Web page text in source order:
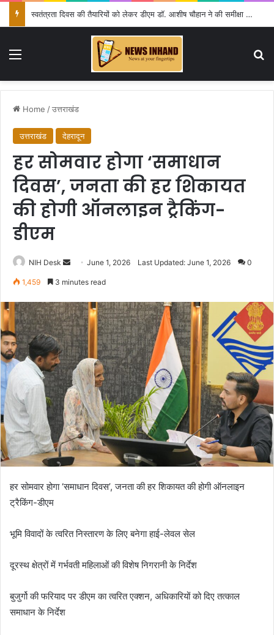
स्वतंत्रता दिवस की तैयारियों को लेकर डीएम डॉ. आशीष चौहान ने की समीक्षा बैठक
Menu
Home /उत्तराखंड
उत्तराखंड देहरादून
हर सोमवार होगा ‘समाधान
दिवस’, जनता की हर शिकायत
की होगी ऑनलाइन ट्रैकिंग-
डीएम
NIH Desk
SendJune 1, 2026 Last Updated: June 1, 2026 0
1,459 3 minutes read
हर सोमवार होगा ‘समाधान दिवस’, जनता की हर शिकायत की होगी ऑनलाइन
ट्रैकिंग-डीएम
भूमि विवादों के त्वरित निस्तारण के लिए बनेगा हाई-लेवल सेल
दूरस्थ क्षेत्रों में गर्भवती महिलाओं की विशेष निगरानी के निर्देश
बुजुर्गो की फरियाद पर डीएम का त्वरित एक्शन, अधिकारियों को दिए तत्काल
समाधान के निर्देश